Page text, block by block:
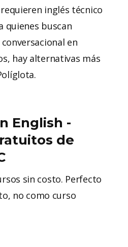
inglés técnico
quienes buscan
en
hay alternativas más
English -
de
sin costo. Perfecto
no como curso